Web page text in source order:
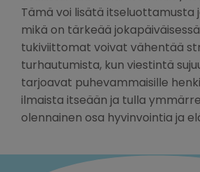
Tämä voi lisätä itseluottamusta
mikä on tärkeää
tukiviittomat voivat vähentää
turhautumista, kun viestintä
tarjoavat puhevammaisille
ilmaista itseään ja tulla
olennainen osa hyvinvointia ja